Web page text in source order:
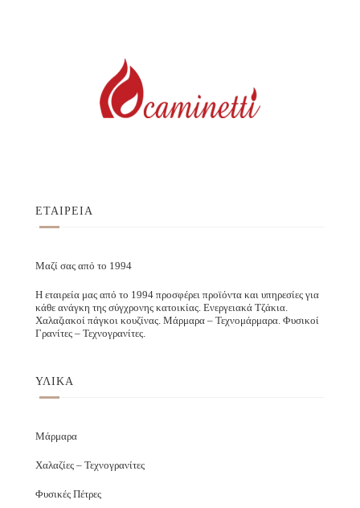
ΕΤΑΙΡΕΙΑ
Μαζί σας από το 1994
Η εταιρεία μας από το 1994 προσφέρει προϊόντα και υπηρεσίες για
κάθε ανάγκη της σύγχρονης κατοικίας. Ενεργειακά Τζάκια.
Χαλαζιακοί πάγκοι κουζίνας. Μάρμαρα – Τεχνομάρμαρα. Φυσικοί
Γρανίτες – Τεχνογρανίτες.
ΥΛΙΚΑ
Μάρμαρα
Χαλαζίες – Τεχνογρανίτες
Φυσικές Πέτρες